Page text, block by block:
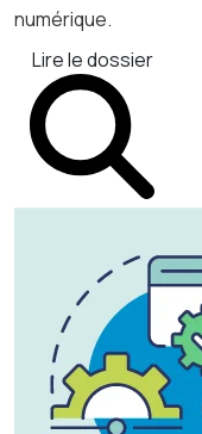
numérique.
Lire le dossier